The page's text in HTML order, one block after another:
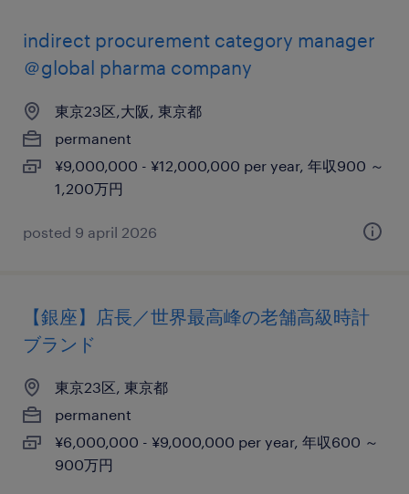
indirect procurement category manager
＠global pharma company
東京23区,大阪, 東京都
permanent
¥9,000,000 - ¥12,000,000 per year, 年収900 ～
1,200万円
posted 9 april 2026
【銀座】店長／世界最高峰の老舗高級時計
ブランド
東京23区, 東京都
permanent
¥6,000,000 - ¥9,000,000 per year, 年収600 ～
900万円